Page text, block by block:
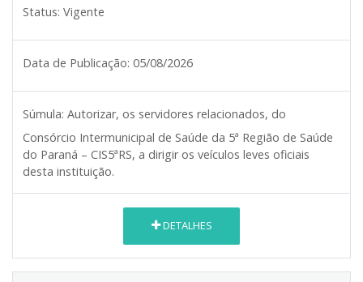
Status: Vigente
Data de Publicação: 05/08/2026
Súmula: Autorizar, os servidores relacionados, do
Consórcio Intermunicipal de Saúde da 5ª Região de Saúde
do Paraná – CIS5ªRS, a dirigir os veículos leves oficiais
desta instituição.
DETALHES